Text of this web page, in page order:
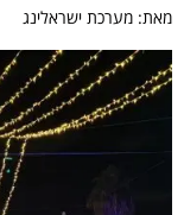
מאת: מערכת ישראלינג